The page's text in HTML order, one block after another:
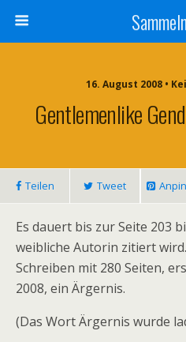
16. August 2008 •
Gentlemenlike
Teilen Tweet
Es dauert bis zur Seite 203
weibliche Autorin zitiert
Schreiben mit 280 Seiten,
2008, ein Ärgernis.
(Das Wort Ärgernis wurde